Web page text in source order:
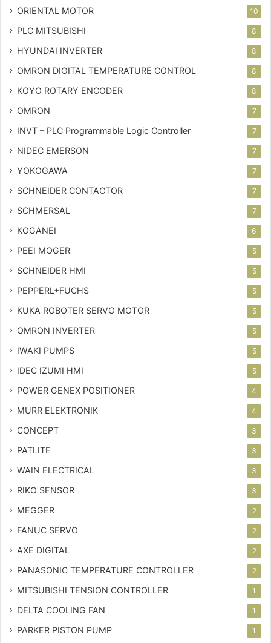
ORIENTAL MOTOR 10
PLC MITSUBISHI 8
HYUNDAI INVERTER 8
OMRON DIGITAL TEMPERATURE CONTROL 8
KOYO ROTARY ENCODER 8
OMRON 7
INVT – PLC Programmable Logic Controller 7
NIDEC EMERSON 7
YOKOGAWA 7
SCHNEIDER CONTACTOR 7
SCHMERSAL 7
KOGANEI 6
PEEI MOGER 5
SCHNEIDER HMI 5
PEPPERL+FUCHS 5
KUKA ROBOTER SERVO MOTOR 5
OMRON INVERTER 5
IWAKI PUMPS 5
IDEC IZUMI HMI 5
POWER GENEX POSITIONER 4
MURR ELEKTRONIK 4
CONCEPT 3
PATLITE 3
WAIN ELECTRICAL 3
RIKO SENSOR 3
MEGGER 2
FANUC SERVO 2
AXE DIGITAL 2
PANASONIC TEMPERATURE CONTROLLER 2
MITSUBISHI TENSION CONTROLLER 1
DELTA COOLING FAN 1
PARKER PISTON PUMP 1